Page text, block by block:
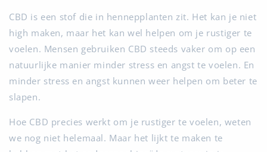
CBD is een stof die in hennepplanten zit. Het kan je niet
high maken, maar het kan wel helpen om je rustiger te
voelen. Mensen gebruiken CBD steeds vaker om op een
natuurlijke manier minder stress en angst te voelen. En
minder stress en angst kunnen weer helpen om beter te
slapen.
Hoe CBD precies werkt om je rustiger te voelen, weten
we nog niet helemaal. Maar het lijkt te maken te